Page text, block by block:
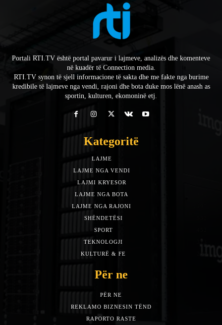
Portali RTI.TV është portal pavarur i lajmeve, analizës dhe komenteve
në kuadër të Connection media.
RTI.TV synon të sjell informacione të sakta dhe me fakte nga burime
kredibile të lajmeve nga vendi, rajoni dhe bota duke mos lënë anash as
sportin, kulturen, ekomoninë etj.
Kategoritë
LAJME
LAJME NGA VENDI
LAJMI KRYESOR
LAJME NGA BOTA
LAJME NGA RAJONI
SHËNDETËSI
SPORT
TEKNOLOGJI
KULTURË & FE
Për ne
PËR NE
REKLAMO BIZNESIN TËND
RAPORTO RASTE